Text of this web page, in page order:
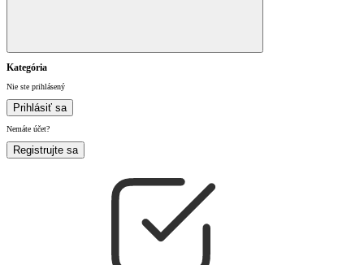
Kategória
Nie ste prihlásený
Prihlásiť sa
Nemáte účet?
Registrujte sa